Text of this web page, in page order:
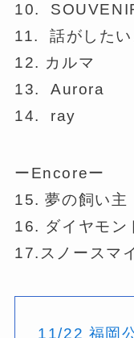
10.
11. 話がしたい
12. カルマ
13. Aurora
14. ray
ーEncoreー
15. 夢の飼い主
16. ダイヤモン
17.スノースマ
11/22 福岡